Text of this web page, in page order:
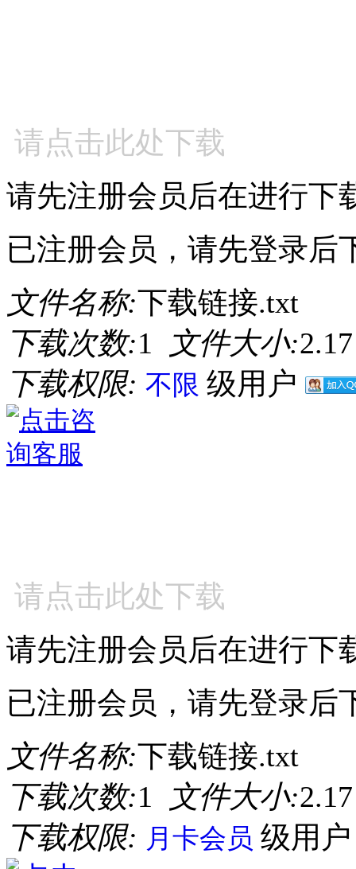
请点击此处下载
请先注册会员后在进行下
已注册会员，请先登录后
文件名称:下载链接.txt
下载次数:1 文件大小:
下载权限: 不限 级用户
请点击此处下载
请先注册会员后在进行下
已注册会员，请先登录后
文件名称:下载链接.txt
下载次数:1 文件大小:
下载权限: 月卡会员 级用